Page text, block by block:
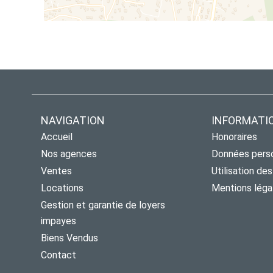
NAVIGATION
Accueil
Nos agences
Ventes
Locations
Gestion et garantie de loyers
impayes
Biens Vendus
Contact
Honoraires
Données
Utilisation
Mentions